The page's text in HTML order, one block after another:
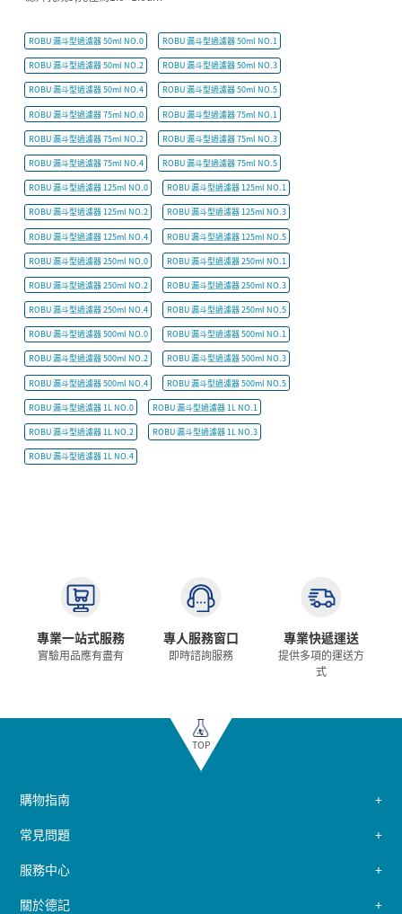
ROBU 漏斗型過濾器 50ml NO.0 ROBU 漏斗型過濾器 50ml NO.1
ROBU 漏斗型過濾器 50ml NO.2 ROBU 漏斗型過濾器 50ml NO.3
ROBU 漏斗型過濾器 50ml NO.4 ROBU 漏斗型過濾器 50ml NO.5
ROBU 漏斗型過濾器 75ml NO.0 ROBU 漏斗型過濾器 75ml NO.1
ROBU 漏斗型過濾器 75ml NO.2 ROBU 漏斗型過濾器 75ml NO.3
ROBU 漏斗型過濾器 75ml NO.4 ROBU 漏斗型過濾器 75ml NO.5
ROBU 漏斗型過濾器 125ml NO.0 ROBU 漏斗型過濾器 125ml NO.1
ROBU 漏斗型過濾器 125ml NO.2 ROBU 漏斗型過濾器 125ml NO.3
ROBU 漏斗型過濾器 125ml NO.4 ROBU 漏斗型過濾器 125ml NO.5
ROBU 漏斗型過濾器 250ml NO.0 ROBU 漏斗型過濾器 250ml NO.1
ROBU 漏斗型過濾器 250ml NO.2 ROBU 漏斗型過濾器 250ml NO.3
ROBU 漏斗型過濾器 250ml NO.4 ROBU 漏斗型過濾器 250ml NO.5
ROBU 漏斗型過濾器 500ml NO.0 ROBU 漏斗型過濾器 500ml NO.1
ROBU 漏斗型過濾器 500ml NO.2 ROBU 漏斗型過濾器 500ml NO.3
ROBU 漏斗型過濾器 500ml NO.4 ROBU 漏斗型過濾器 500ml NO.5
ROBU 漏斗型過濾器 1L NO.0 ROBU 漏斗型過濾器 1L NO.1
ROBU 漏斗型過濾器 1L NO.2 ROBU 漏斗型過濾器 1L NO.3
ROBU 漏斗型過濾器 1L NO.4
專業一站式服務
實驗用品應有盡有
專人服務窗口
即時諮詢服務
專業快遞運送
提供多項的運送方
式
TOP
購物指南
常見問題
服務中心
關於德記